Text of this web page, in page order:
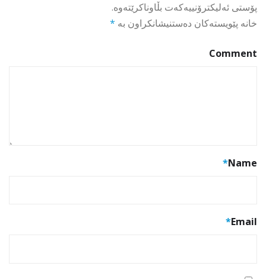
پۆستی ئەلیکترۆنییەکەت بڵاوناکرێتەوە.
خانە پێویستەکان دەستنیشانکراون بە *
Comment
Name
*
Email
*